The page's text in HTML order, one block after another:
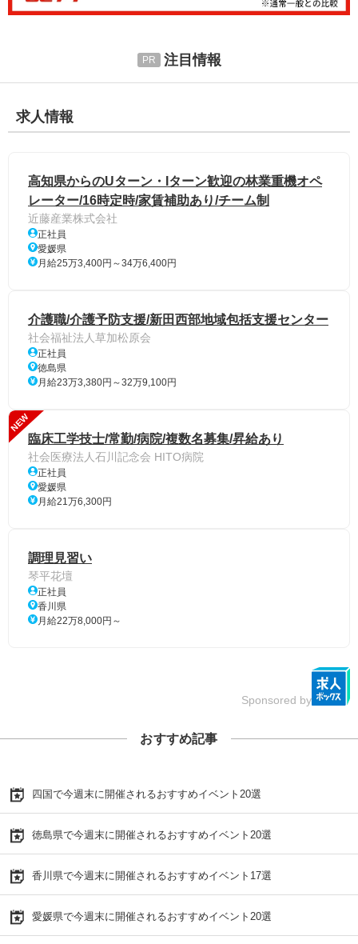
注目情報
求人情報
高知県からのUターン・Iターン歓迎の林業重機オペ
レーター/16時定時/家賃補助あり/チーム制
近藤産業株式会社
正社員
愛媛県
月給25万3,400円～34万6,400円
介護職/介護予防支援/新田西部地域包括支援センター
社会福祉法人草加松原会
正社員
徳島県
月給23万3,380円～32万9,100円
NEW
臨床工学技士/常勤/病院/複数名募集/昇給あり
社会医療法人石川記念会 HITO病院
正社員
愛媛県
月給21万6,300円
調理見習い
琴平花壇
正社員
香川県
月給22万8,000円～
Sponsored by
おすすめ記事
四国で今週末に開催されるおすすめイベント20選
徳島県で今週末に開催されるおすすめイベント20選
香川県で今週末に開催されるおすすめイベント17選
愛媛県で今週末に開催されるおすすめイベント20選